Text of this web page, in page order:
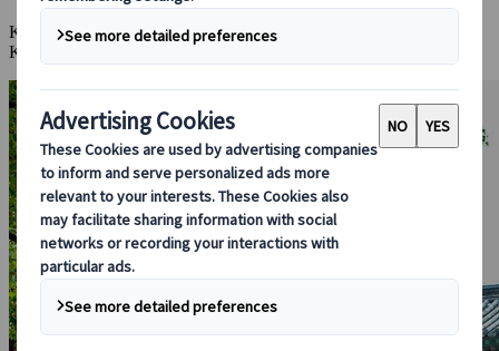
Koreas alte Hauptstadt: tausendjährige Geschichte und einzigartige
Kultur